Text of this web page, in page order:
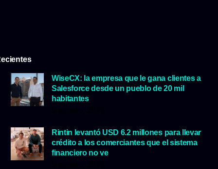
WiseCX: la empresa que le gana clientes a
Salesforce desde un pueblo de 20 mil
habitantes
Rintin levantó USD 6.2 millones para llevar
crédito a los comerciantes que el sistema
financiero no ve